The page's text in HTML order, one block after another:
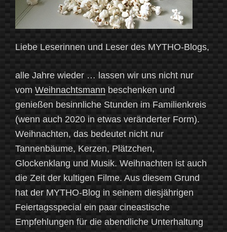
Liebe Leserinnen und Leser des MYTHO-Blogs,
alle Jahre wieder … lassen wir uns nicht nur
vom Weihnachtsmann beschenken und
genießen besinnliche Stunden im Familienkreis
(wenn auch 2020 in etwas veränderter Form).
Weihnachten, das bedeutet nicht nur
Tannenbäume, Kerzen, Plätzchen,
Glockenklang und Musik. Weihnachten ist auch
die Zeit der kultigen Filme. Aus diesem Grund
hat der MYTHO-Blog in seinem diesjährigen
Feiertagsspecial ein paar cineastische
Empfehlungen für die abendliche Unterhaltung